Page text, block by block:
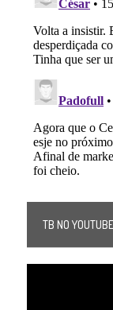
TB NO YOUTUBE